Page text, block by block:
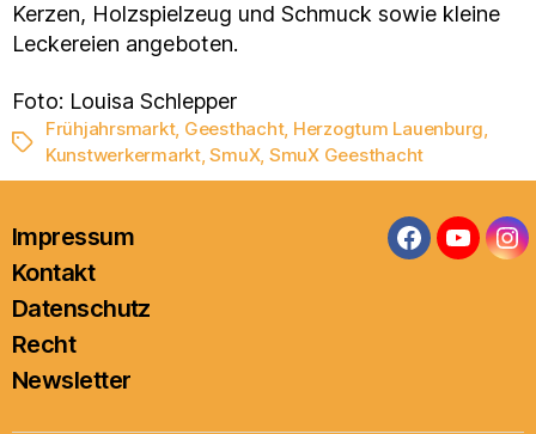
Kerzen, Holzspielzeug und Schmuck sowie kleine
Leckereien angeboten.
Foto: Louisa Schlepper
Schlagwörter
Frühjahrsmarkt, Geesthacht, Herzogtum Lauenburg
Kunstwerkermarkt,SmuX, SmuX Geesthacht
Impressum
Kontakt
Datenschutz
Recht
Newsletter
Facebook